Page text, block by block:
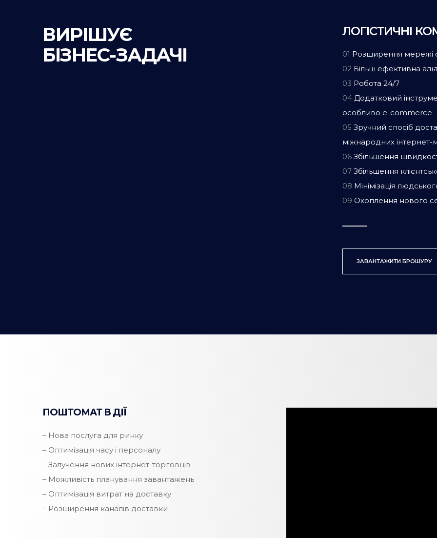
ВИРІШУЄ
БІЗНЕС-ЗАДАЧІ
ЛОГІСТИЧНІ
01 Розширення мережі
02 Більш ефективна
03 Робота 24/7
04 Додатковий
особливо e-commerce
05 Зручний спосіб
міжнародних інтернет-
06 Збільшення
07 Збільшення
08 Мінімізація
09 Охоплення нового
ЗАВАНТАЖИТИ БРОШУРУ
ПОШТОМАТ В ДІЇ
– Нова послуга для ринку
– Оптимізація часу і персоналу
– Залучення нових інтернет-торговців
– Можливість планування завантажень
– Оптимізація витрат на доставку
– Розширення каналів доставки